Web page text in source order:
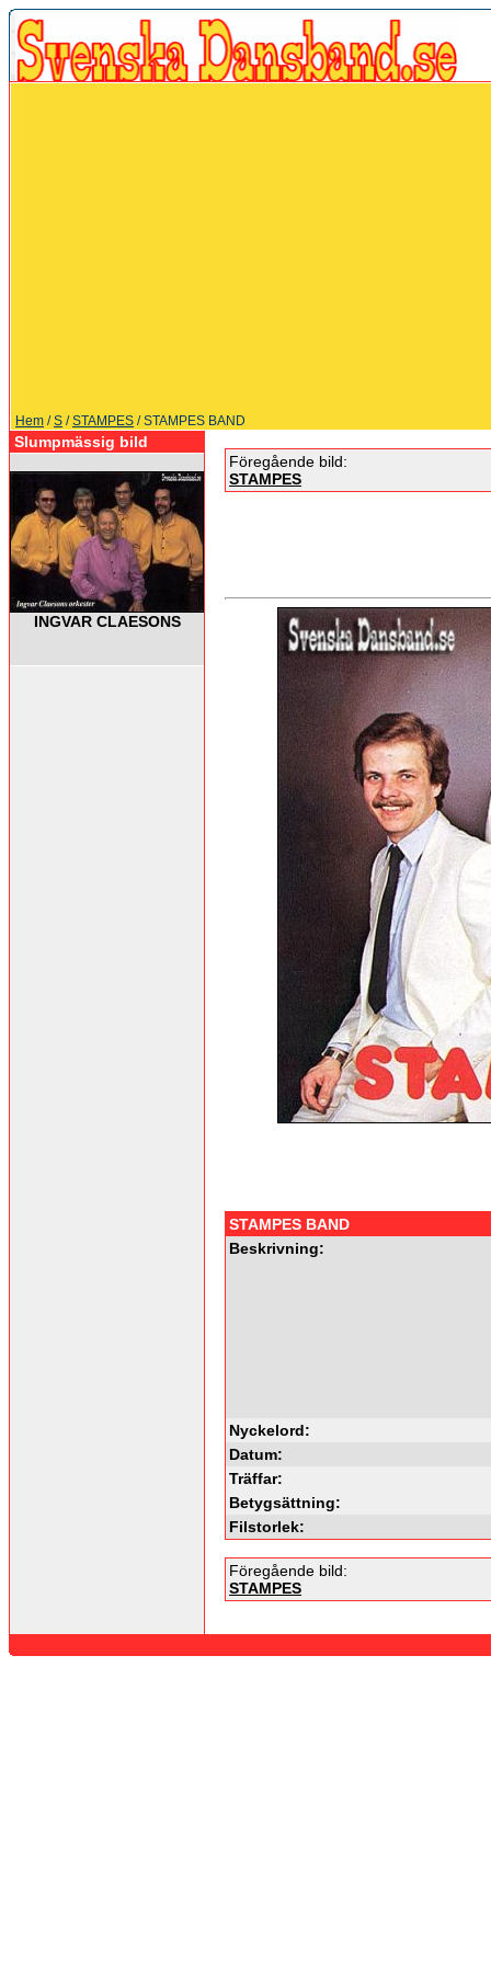
Hem /S /STAMPES / STAMPES BAND
Slumpmässig bild
INGVAR CLAESONS
Föregående bild:
STAMPES
STAMPES BAND
Beskrivning:
Nyckelord:
Datum:
Träffar:
Betygsättning:
Filstorlek:
Föregående bild:
STAMPES